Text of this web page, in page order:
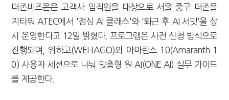
고액자산가 더 옥죈다…해외신탁 미신고 제보에 포상금
반도체·AI로봇 국내 생산땐 세금 깎아준다
"오래 보유보다 오래 살아야"…1주택 세금 '실거주' 중심으로
강남이 좋다는 건 옛말…강서세무서장이 더 낫다?
더존비즈온은 고객사 임직원을 대상으로 서울 중구 더존을
지타워 ATEC에서 '점심 AI 클래스'와 '퇴근 후 AI 서밋'을 상
시 운영한다고 12일 밝혔다. 프로그램은 사전 신청 방식으로
진행되며, 위하고(WEHAGO)와 아마란스 10(Amaranth 1
0) 사용자 세션으로 나눠 맞춤형 원 AI(ONE AI) 실무 가이드
를 제공한다.